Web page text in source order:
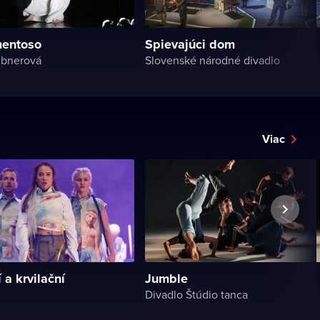
Spievajúci dom
Slovenské národné divadlo
Viac
a krvilační Jumble
Divadlo Štúdio tanca